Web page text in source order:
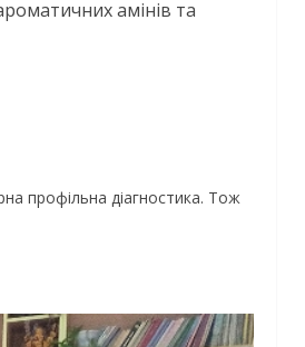
амінів та
профільна діагностика. Тож
прийом документів
Кабінету Міністрів
енергетичної стійкості